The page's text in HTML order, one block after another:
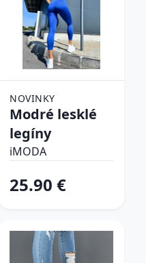
NOVINKY
Modré lesklé
legíny
iMODA
25.90 €